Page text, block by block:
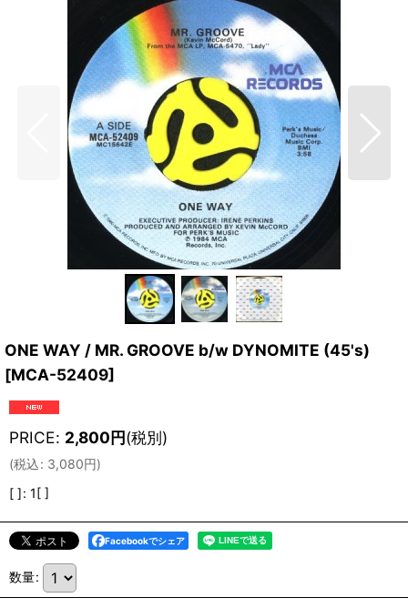
ONE WAY / MR. GROOVE b/w DYNOMITE (45's)
[MCA-52409]
PRICE: 2,800円(税別)
(税込: 3,080円)
[ ]: 1[ ]
Facebookでシェア
数量: